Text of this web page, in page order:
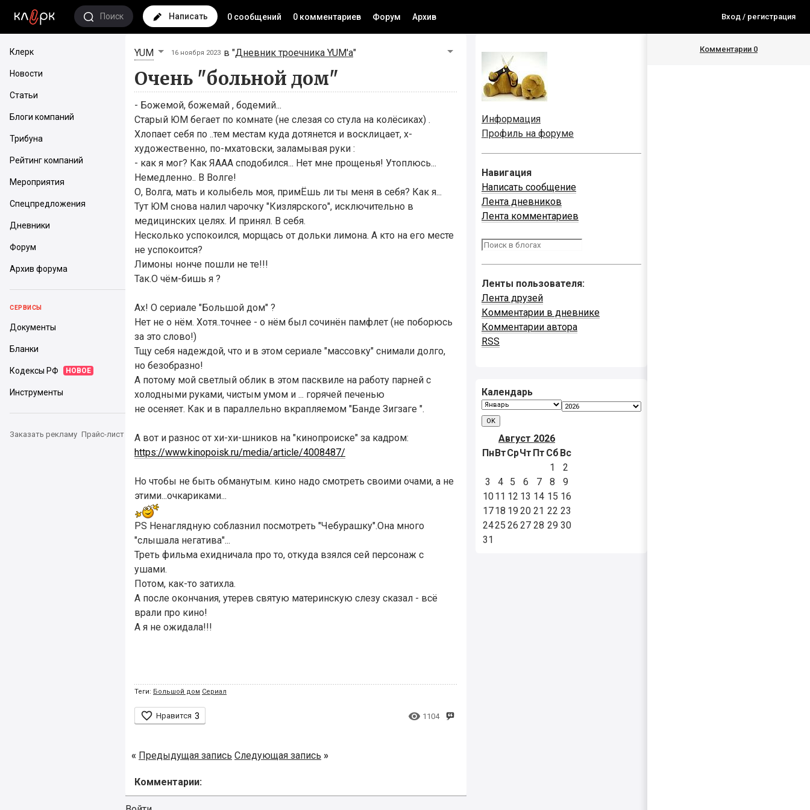
Поиск Написать 0 сообщений 0 комментариев Форум Архив Вход / регистрация
Клерк
Новости
Статьи
Блоги компаний
Трибуна
Рейтинг компаний
Мероприятия
Спецпредложения
Дневники
Форум
Архив форума
СЕРВИСЫ
Документы
Бланки
Кодексы РФ НОВОЕ
Инструменты
Заказать рекламу Прайс-лист
YUM 16 ноября 2023 в "Дневник троечника YUM'а"
Очень "больной дом"
- Божемой, божемай , бодемий...
Старый ЮМ бегает по комнате (не слезая со стула на колёсиках) .
Хлопает себя по ..тем местам куда дотянется и восклицает, х-
художественно, по-мхатовски, заламывая руки :
- как я мог? Как ЯААА сподобился... Нет мне прощенья! Утоплюсь...
Немедленно.. В Волге!
О, Волга, мать и колыбель моя, примЁшь ли ты меня в себя? Как я...
Тут ЮМ снова налил чарочку "Кизлярского", исключительно в
медицинских целях. И принял. В себя.
Несколько успокоился, морщась от дольки лимона. А кто на его месте
не успокоится?
Лимоны нонче пошли не те!!!
Так.О чём-бишь я ?
Ах! О сериале "Большой дом" ?
Нет не о нём. Хотя..точнее - о нём был сочинён памфлет (не поборюсь
за это слово!)
Тщу себя надеждой, что и в этом сериале "массовку" снимали долго,
но безобразно!
А потому мой светлый облик в этом пасквиле на работу парней с
холодными руками, чистым умом и ... горячей печенью
не осеняет. Как и в параллельно вкрапляемом "Банде Зигзаге ".
А вот и разнос от хи-хи-шников на "кинопроиске" за кадром:
https://www.kinopoisk.ru/media/article/4008487/
Но чтобы не быть обманутым. кино надо смотреть своими очами, а не
этими...очкариками...
PS Ненаглядную соблазнил посмотреть "Чебурашку".Она много
"слышала негатива"...
Треть фильма ехидничала про то, откуда взялся сей персонаж с
ушами.
Потом, как-то затихла.
А после окончания, утерев святую материнскую слезу сказал - всё
врали про кино!
А я не ожидала!!!
Теги: Большой дом Сериал
 Нравится 3  1104
« Предыдущая запись Следующая запись »
Комментарии:
Информация
Профиль на форуме
Навигация
Написать сообщение
Лента дневников
Лента комментариев
Ленты пользователя:
Лента друзей
Комментарии в дневнике
Комментарии автора
RSS
Календарь
Август 2026
ПнВтСрЧт Пт Сб Вс
1
2
3
4 5 6 7 8
9
1011 12 13 14 15 16
1718 19 20 21 22 23
2425 26 27 28 29 30
31
Комментарии 0